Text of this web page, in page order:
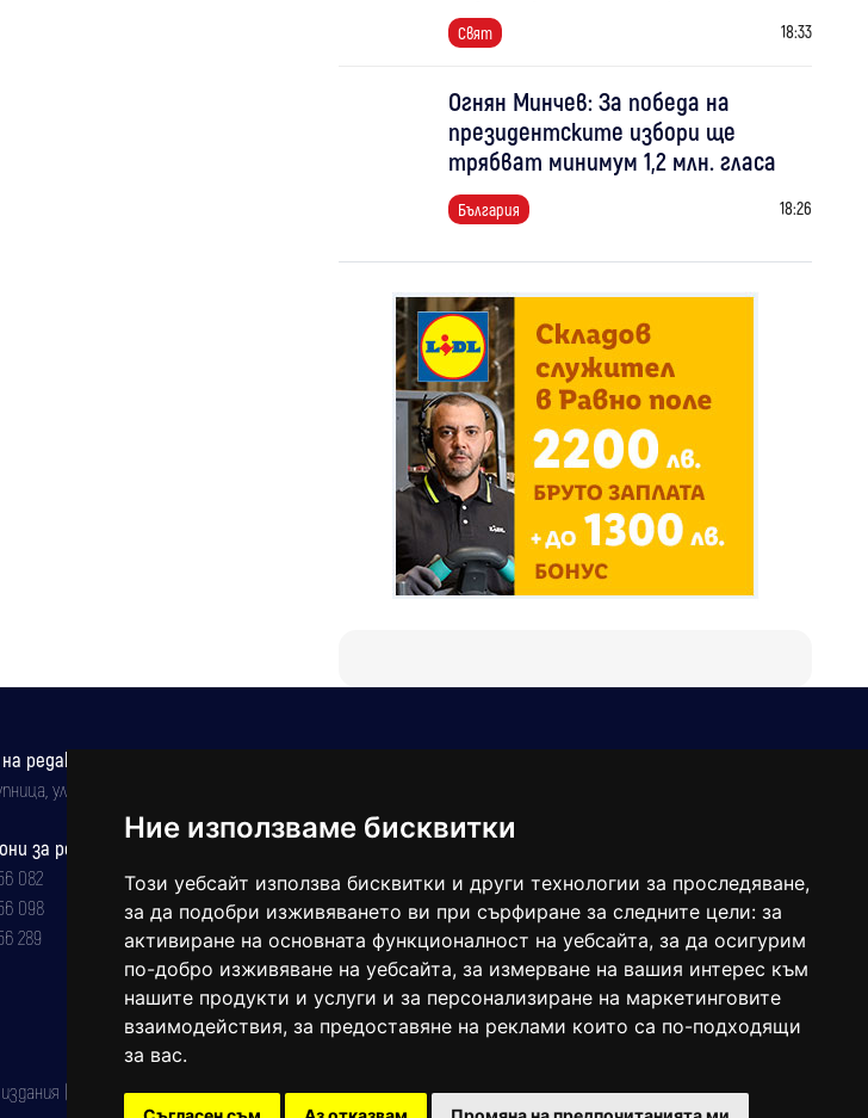
Ние използваме бисквитки
Този уебсайт използва бисквитки и други технологии за проследяване,
за да подобри изживяването ви при сърфиране за следните цели: за
активиране на основната функционалност на уебсайта, за да осигурим
по-добро изживяване на уебсайта, за измерване на вашия интерес към
нашите продукти и услуги и за персонализиране на маркетинговите
взаимодействия, за предоставяне на реклами които са по-подходящи
за вас.
Свят 18:33
Огнян Минчев: За победа на
президентските избори ще
трябват минимум 1,2 млн. гласа
България 18:26
редакцията
ул.''Христо Ботев" 43
за реклама и абонаменти
082
098
289
balgarkanews@gmail.com
(Българска национална агенция за ISSN) под номер: ISSN 1312-4722.